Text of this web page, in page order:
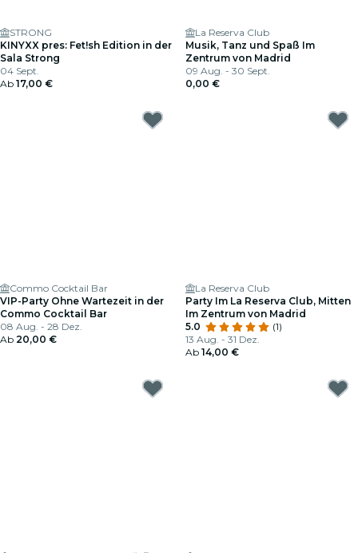
STRONG
KINYXX pres: Fet!sh Edition in der
Sala Strong
04 Sept.
Ab 17,00 €
La Reserva Club
Musik, Tanz und Spaß Im
Zentrum von Madrid
09 Aug. - 30 Sept.
0,00 €
Commo Cocktail Bar
VIP-Party Ohne Wartezeit in der
Commo Cocktail Bar
08 Aug. - 28 Dez.
Ab 20,00 €
La Reserva Club
Party Im La Reserva Club, Mitten
Im Zentrum von Madrid
5.0
(1)
13 Aug. - 31 Dez.
Ab 14,00 €